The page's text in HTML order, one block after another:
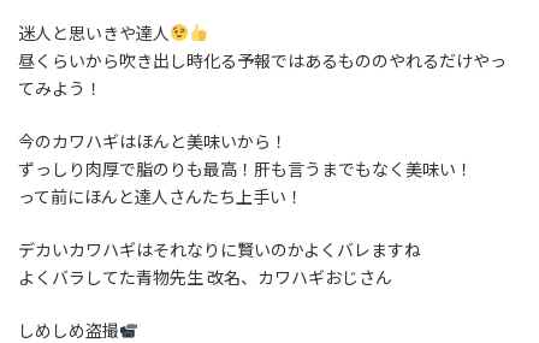
時
:
迷人と思いきや達人
昼くらいから吹き出し時化る予報ではあるもののやれるだけやっ
てみよう！
今のカワハギはほんと美味いから！
ずっしり肉厚で脂のりも最高！肝も言うまでもなく美味い！
って前にほんと達人さんたち上手い！
デカいカワハギはそれなりに賢いのかよくバレますね
よくバラしてた青物先生 改名、カワハギおじさん
しめしめ盗撮